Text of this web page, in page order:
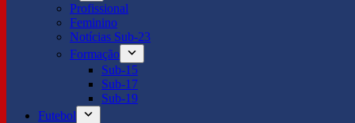
Profissional
Feminino
Notícias Sub-23
Formação
Sub-15
Sub-17
Sub-19
Futebol